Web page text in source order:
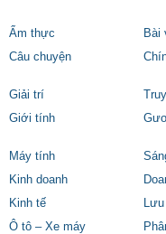
Ẩm thực Bài
Câu chuyện
Giải trí
Giới tính
Máy tính
Kinh doanh
Kinh tế
Ô tô – Xe máy